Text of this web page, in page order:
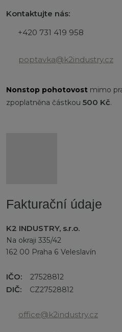
Kontaktujte nás:
+420 731 419 958
poptavka@k2industry.cz
Nonstop pohotovost mimo
zpoplatněna částkou 500 Kč.
Fakturační údaje
K2 INDUSTRY, s.r.o.
Na okraji 335/42
162 00 Praha 6 Veleslavín
IČO: 27528812
DIČ: CZ27528812
office@k2industry.cz